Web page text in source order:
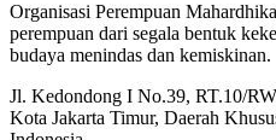
Organisasi Perempuan
perempuan dari segala bentuk
budaya menindas dan kemiskinan.
Jl. Kedondong I No.39, RT.10/
Kota Jakarta Timur, Daerah